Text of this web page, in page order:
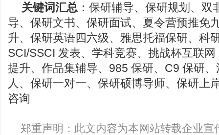
关键词汇总 ：保研辅导、保研规划、
导、保研文书、保研面试、夏令营预推免
升、保研英语四六级、雅思托福保研、科
SCI/SSCI 发表、学科竞赛、挑战杯互联
提升、作品集辅导、985 保研、C9 保研
人、保研一对一、保研硕博导师、保研上
咨询
郑重声明：此文内容为本网站转载企业宣